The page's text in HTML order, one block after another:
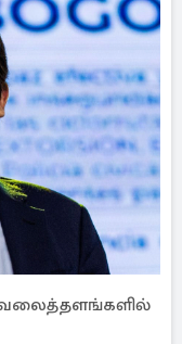
வலைத்தளங்களில்